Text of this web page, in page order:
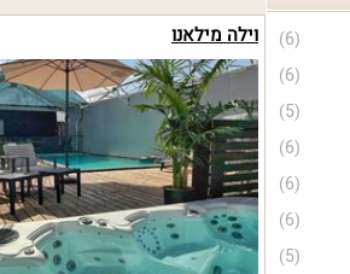
(6)
(6)
(5)
(6)
(6)
(6)
(5)
וילה מילאנו